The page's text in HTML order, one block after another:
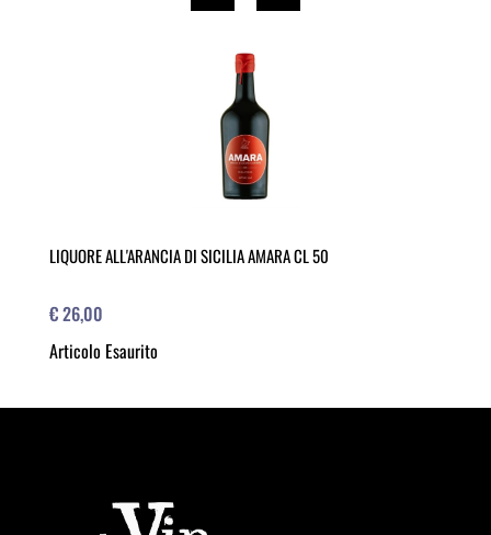
LIQUORE ALL'ARANCIA DI SICILIA AMARA CL 50
€ 26,00
Articolo Esaurito